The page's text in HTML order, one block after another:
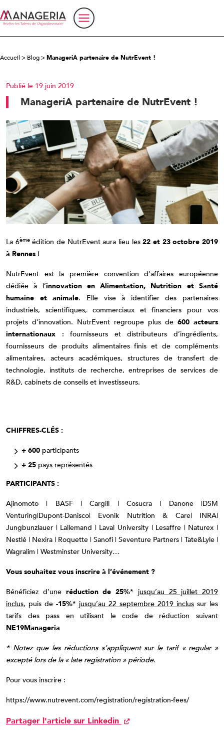
Accueil > Blog>ManageriA partenaire de NutrEvent !
Publié le 19 juin 2019
ManageriA partenaire de NutrEvent !
La 6èmeédition de NutrEvent aura lieu les22 et 23 octobre 2019
à Rennes !
NutrEvent est la première convention d’affaires européenne
dédiée à l’innovation en Alimentation, Nutrition et Santé
humaine et animale. Elle vise à identifier des partenaires
industriels, scientifiques, commerciaux et financiers pour vos
projets d’innovation. NutrEvent regroupe plus de 600 acteurs
internationaux : fournisseurs et distributeurs d’ingrédients,
fournisseurs de produits alimentaires finis et de compléments
alimentaires, acteurs académiques, structures de transfert de
technologie, instituts de recherche, entreprises de services de
R&D, cabinets de conseils et investisseurs.
CHIFFRES-CLÉS :
+ 600 participants
+ 25 pays représentés
PARTICIPANTS :
Ajinomoto | BASF | Cargill | Cosucra | Danone |DSM
Venturing|Dupont-Danisco| Evonik Nutrition & Care| INRA|
Jungbunzlauer | Lallemand | Laval University | Lesaffre | Naturex |
Nestlé | Nexira | Roquette | Sanofi | Seventure Partners | Tate&Lyle |
Wagralim | Westminster University…
Vous souhaitez vous inscrire à l’événement ?
Bénéficiez d’une réduction de 25%* jusqu’au 25 juillet 2019
inclus, puis de -15%* jusqu’au 22 septembre 2019 inclus sur les
tarifs des pass en utilisant le code de réduction suivant
NE19Manageria
* Notez que les réductions s’appliquent sur le tarif « regular »
excepté lors de la « late registration » période.
Pour vous inscrire :
https://www.nutrevent.com/registration/registration-fees/
Partager l'article sur Linkedin